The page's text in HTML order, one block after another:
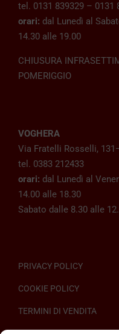
tel. 0131 839329 – 0131
orari: dal Lunedì al
14.30 alle 19.00
CHIUSURA
POMERIGGIO
VOGHERA
Via Fratelli Rosselli,
tel. 0383 212433
orari: dal Lunedì al
14.00 alle 18.30
Sabato dalle 8.30 alle
PRIVACY POLICY
COOKIE POLICY
TERMINI DI VENDITA